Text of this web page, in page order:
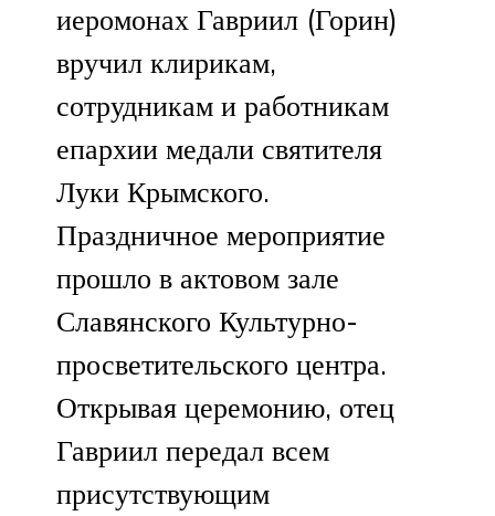
иеромонах Гавриил (Горин)
вручил клирикам,
сотрудникам и работникам
епархии медали святителя
Луки Крымского.
​Праздничное мероприятие
прошло в актовом зале
Славянского Культурно-
просветительского центра.
​Открывая церемонию, отец
Гавриил передал всем
присутствующим